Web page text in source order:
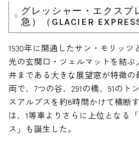
グレッシャー・エクスプ
急）（GLACIER
1930年に開通したサン・モリッツ
光の玄関口・ツェルマットを結
井まである大きな展望窓が特徴
両で、7つの谷、291の橋、91のト
スアルプスを約8時間かけて横断
は、1等車よりさらに上位となる
ス」も誕生した。